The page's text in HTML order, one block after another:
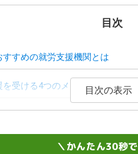
目次
すめの就労支援機関とは
受ける4つのメリット目次の表示
＼かんたん30秒